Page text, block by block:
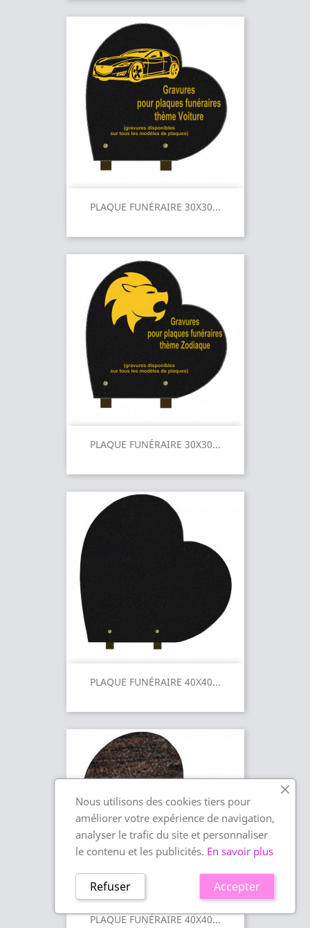
PLAQUE FUNÉRAIRE 30X30...
PLAQUE FUNÉRAIRE 30X30...
PLAQUE FUNÉRAIRE 40X40...
PLAQUE FUNÉRAIRE 40X40...
Nous utilisons des cookies tiers pour
améliorer votre expérience de navigation,
analyser le trafic du site et personnaliser
le contenu et les publicités. En savoir plus
Accepter
Refuser